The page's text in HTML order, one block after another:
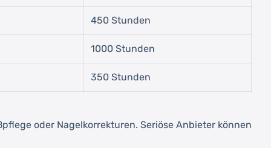
450 Stunden
1000 Stunden
350 Stunden
oder Nagelkorrekturen. Seriöse Anbieter können